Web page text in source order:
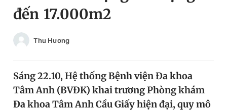
Chuyên mục khác
Chào ngày mới
Video Magazine
đến 17.000m2
Thu Hương
Sáng 22.10, Hệ thống Bệnh viện Đa khoa
Tâm Anh (BVĐK) khai trương Phòng khám
Đa khoa Tâm Anh Cầu Giấy hiện đại, quy mô